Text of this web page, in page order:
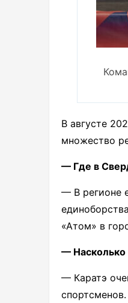
В августе
множество
— Где в
— В регионе
«Атом» в
— Насколько
— Каратэ